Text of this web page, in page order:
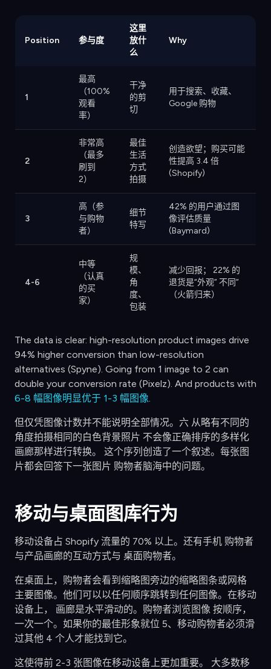
Position 参与度
这里
放什
么
Why
1
最高
（100%
观看
率）
干净
的剪
切
用于搜索、收藏、
Google 购物
2
非常高
（最多
刷到
2）
最佳
生活
方式
拍摄
创造欲望；购买可能
性提高 3.4 倍
(Shopify)
3
高（参
与购物
者）
细节
特写
42% 的用户通过图
像评估质量
(Baymard)
4-6
中等
（认真
的买
家）
规
模、
角
度、
包装
减少回报； 22% 的
退货是“外观” 不同”
（火箭归来）
The data is clear: high-resolution product images drive
94% higher conversion than low-resolution
alternatives (Spyne). Going from 1 image to 2 can
double your conversion rate (Pixelz). And products with
6-8 幅图像明显优于 1-3 幅图像
但仅凭图像计数并不能说明全部情况。六 从略有不同的
角度拍摄相同的白色背景照片 不会像正确排序的多样化
画廊那样进行转换。 这个序列创造了一个叙述。每张图
片都会回答下一张图片 购物者脑海中的问题。
移动与桌面图库行为
移动设备占 Shopify 流量的 70% 以上。还有手机 购物者
与产品画廊的互动方式与 桌面购物者。
在桌面上，购物者会看到缩略图旁边的缩略图条或网格
主要图像。他们可以以任何顺序跳转到任何图像。在移动
设备上， 画廊是水平滑动的。购物者浏览图像 按顺序，
一次一个。如果你的最佳形象就位 5、移动购物者必须滑
过其他 4 个人才能找到它。
这使得前 2-3 张图像在移动设备上更加重要。 大多数移